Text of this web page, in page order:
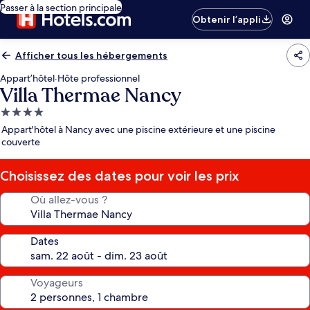
Passer à la section principale
Obtenir l’appli
Afficher tous les hébergements
Appart’hôtel·Hôte professionnel
Villa Thermae Nancy
Hébergement
4.0 étoiles
Appart'hôtel à Nancy avec une piscine extérieure et une piscine
couverte
Choisissez des dates pour voir les prix
Où allez-vous ?
Dates
Voyageurs